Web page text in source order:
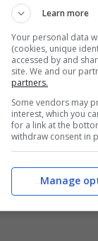
Learn more
Your personal data
(cookies, unique
accessed by and
site. We and our
partners.
Some vendors may
interest, which you
for a link at the
withdraw consent in
Manage